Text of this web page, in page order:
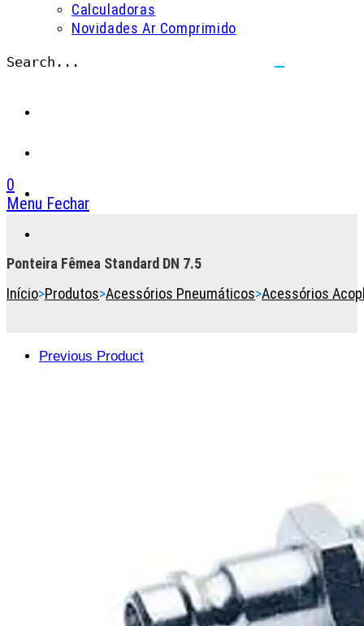
Calculadoras
Novidades Ar Comprimido
Search...
0
Menu Fechar
button
expand
Ponteira Fêmea Standard DN 7.5
Início>Produtos>Acessórios Pneumáticos>Acessórios
Previous Product